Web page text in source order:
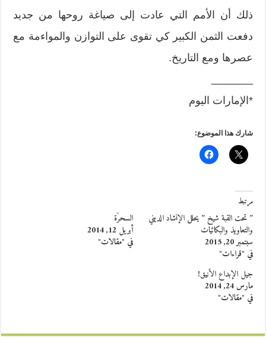
ذلك أن الأمم التي عادت إلى صياغة روحها من جديد
دفعت الثمن الكبير كي تقوى على التوازن والمواءمة مع
عصرها ومع التاريخ.
*الإمارات اليوم
شارك هذا الموضوع:
مرتبط
” تحت القبة شيخ ” يحلل الإنشاد الديني
والتعاويذ والبكائيات
سبتمبر 20, 2015
في "قراءات"
السحرّة
أبريل 12, 2014
في "مقالات"
جيل الإبداع الأنيق!
مارس 24, 2014
في "مقالات"